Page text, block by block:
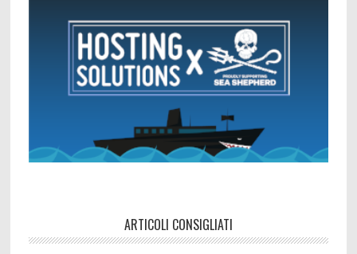
ARTICOLI CONSIGLIATI